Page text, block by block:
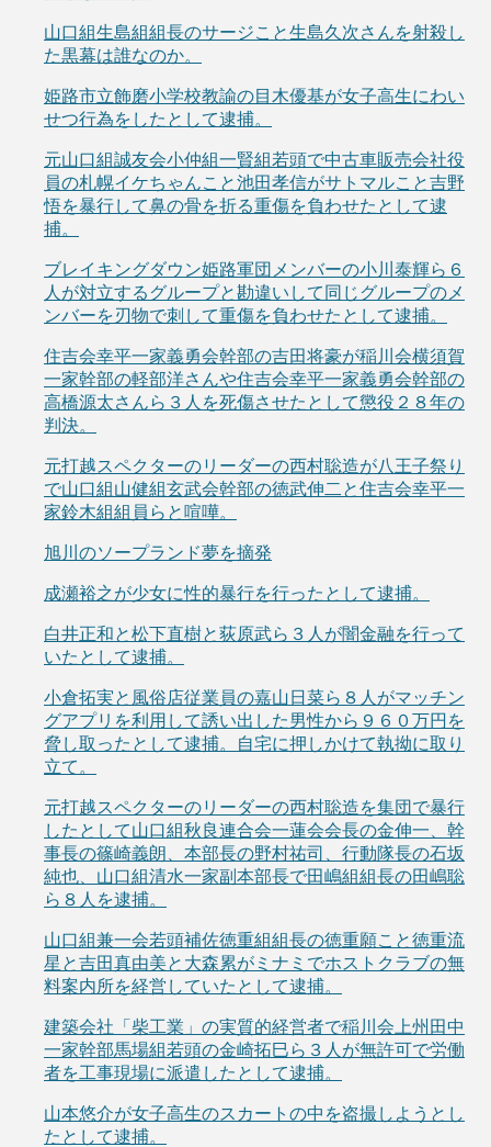
山口組生島組組長のサージこと生島久次さんを射殺し
た黒幕は誰なのか。
姫路市立飾磨小学校教諭の目木優基が女子高生にわい
せつ行為をしたとして逮捕。
元山口組誠友会小仲組一賢組若頭で中古車販売会社役
員の札幌イケちゃんこと池田孝信がサトマルこと吉野
悟を暴行して鼻の骨を折る重傷を負わせたとして逮
捕。
ブレイキングダウン姫路軍団メンバーの小川泰輝ら６
人が対立するグループと勘違いして同じグループのメ
ンバーを刃物で刺して重傷を負わせたとして逮捕。
住吉会幸平一家義勇会幹部の吉田将豪が稲川会横須賀
一家幹部の軽部洋さんや住吉会幸平一家義勇会幹部の
高橋源太さんら３人を死傷させたとして懲役２８年の
判決。
元打越スペクターのリーダーの西村聡造が八王子祭り
で山口組山健組玄武会幹部の徳武伸二と住吉会幸平一
家鈴木組組員らと喧嘩。
旭川のソープランド夢を摘発
成瀬裕之が少女に性的暴行を行ったとして逮捕。
白井正和と松下直樹と荻原武ら３人が闇金融を行って
いたとして逮捕。
小倉拓実と風俗店従業員の嘉山日菜ら８人がマッチン
グアプリを利用して誘い出した男性から９６０万円を
脅し取ったとして逮捕。自宅に押しかけて執拗に取り
立て。
元打越スペクターのリーダーの西村聡造を集団で暴行
したとして山口組秋良連合会一蓮会会長の金伸一、幹
事長の篠崎義朗、本部長の野村祐司、行動隊長の石坂
純也、山口組清水一家副本部長で田嶋組組長の田嶋聡
ら８人を逮捕。
山口組兼一会若頭補佐徳重組組長の徳重願こと徳重流
星と吉田真由美と大森累がミナミでホストクラブの無
料案内所を経営していたとして逮捕。
建築会社「柴工業」の実質的経営者で稲川会上州田中
一家幹部馬場組若頭の金崎拓巳ら３人が無許可で労働
者を工事現場に派遣したとして逮捕。
山本悠介が女子高生のスカートの中を盗撮しようとし
たとして逮捕。